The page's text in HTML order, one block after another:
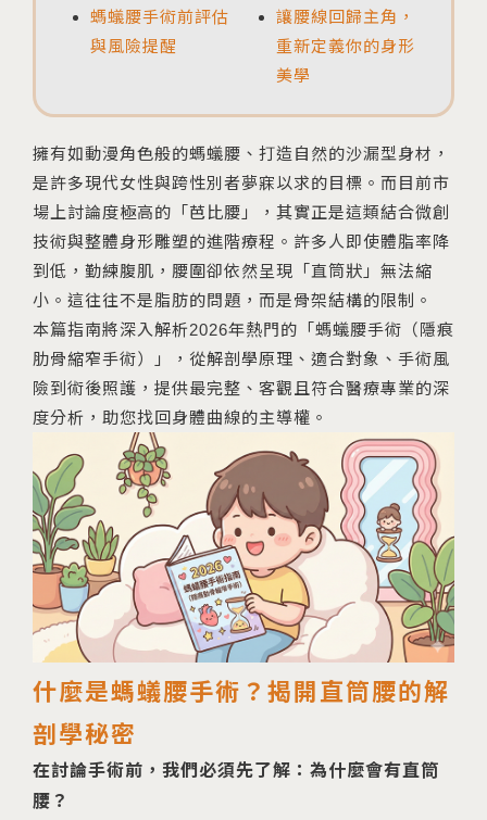
螞蟻腰手術前評估
與風險提醒
讓腰線回歸主角，
重新定義你的身形
美學
擁有如動漫角色般的螞蟻腰、打造自然的沙漏型身材，
是許多現代女性與跨性別者夢寐以求的目標。而目前市
場上討論度極高的「芭比腰」，其實正是這類結合微創
技術與整體身形雕塑的進階療程。許多人即使體脂率降
到低，勤練腹肌，腰圍卻依然呈現「直筒狀」無法縮
小。這往往不是脂肪的問題，而是骨架結構的限制。
本篇指南將深入解析2026年熱門的「螞蟻腰手術（隱痕
肋骨縮窄手術）」，從解剖學原理、適合對象、手術風
險到術後照護，提供最完整、客觀且符合醫療專業的深
度分析，助您找回身體曲線的主導權。
什麼是螞蟻腰手術？揭開直筒腰的解
剖學秘密
在討論手術前，我們必須先了解：為什麼會有直筒
腰？